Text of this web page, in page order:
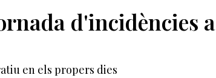
d'incidències a
en els propers dies